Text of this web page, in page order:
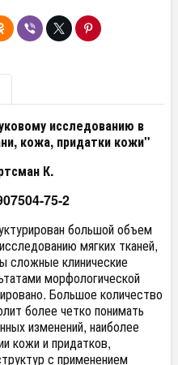
исследованию в
кожа, придатки кожи"
К.
75-2
большой объем
мягких тканей,
сложные клинические
морфологической
Большое количество
более четко понимать
изменений, наиболее
кожи и придатков,
с применением